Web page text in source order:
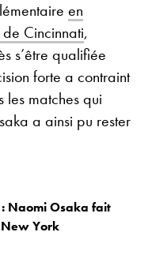
en
Cincinnati,
s’être qualifiée
forte a contraint
les matches qui
a ainsi pu rester
Naomi Osaka fait
York